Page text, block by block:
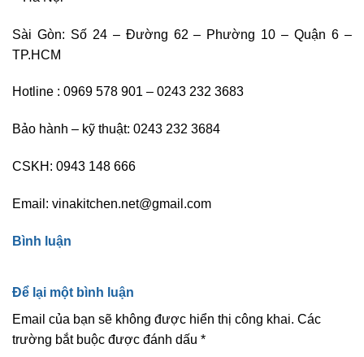
Sài Gòn: Số 24 – Đường 62 – Phường 10 – Quận 6 –
TP.HCM
Hotline : 0969 578 901 – 0243 232 3683
Bảo hành – kỹ thuật: 0243 232 3684
CSKH: 0943 148 666
Email: vinakitchen.net@gmail.com
Bình luận
Để lại một bình luận
Email của bạn sẽ không được hiển thị công khai. Các
trường bắt buộc được đánh dấu *